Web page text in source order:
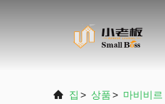
집 > 상품> 마비비르